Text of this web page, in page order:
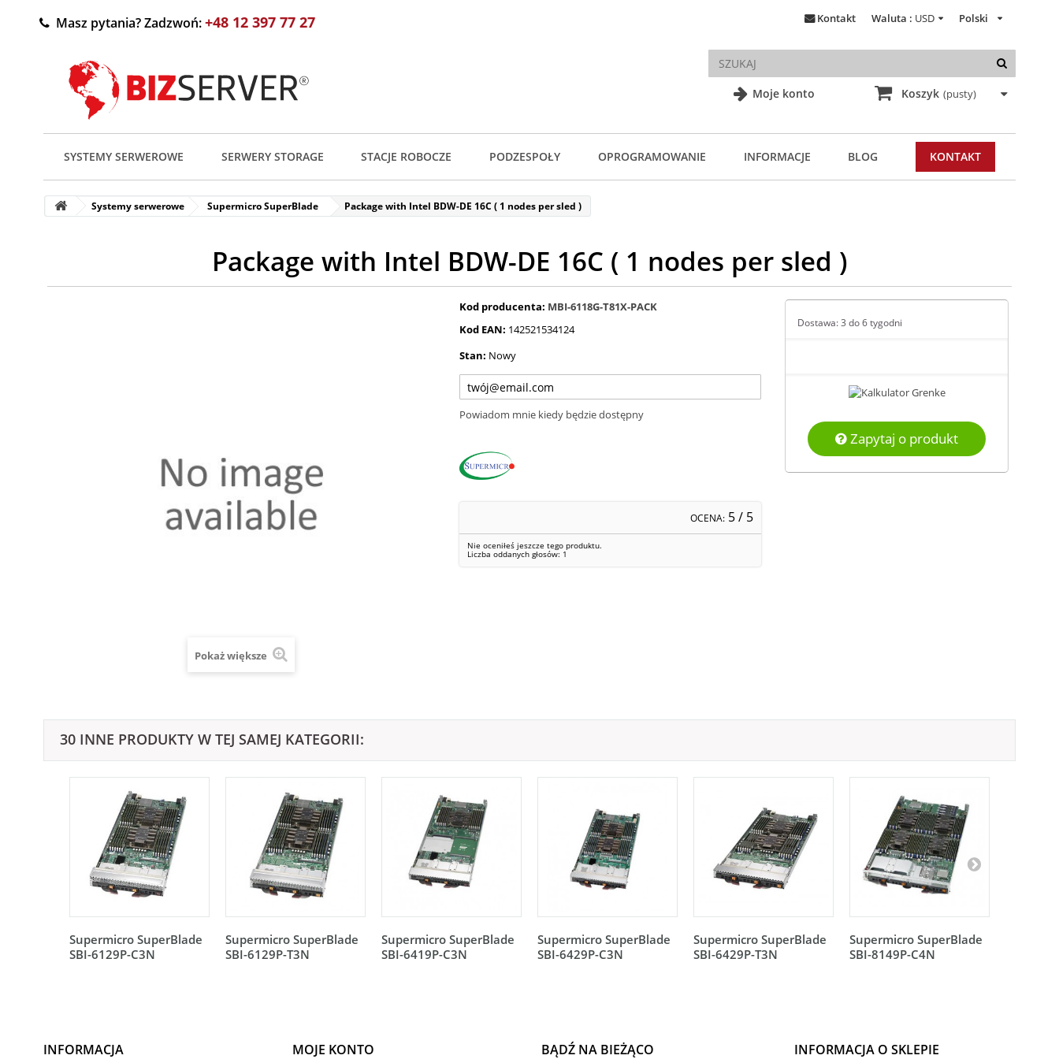
Moje konto
Polski
Waluta : USD
Kontakt
Masz pytania? Zadzwoń:+48 12 397 77 27
Koszyk (pusty)
SYSTEMY SERWEROWE SERWERY STORAGE STACJE ROBOCZE PODZESPOŁY OPROGRAMOWANIE INFORMACJE BLOG KONTAKT
Systemy serwerowe Supermicro SuperBlade Package with Intel BDW-DE 16C ( 1 nodes per sled )
Package with Intel BDW-DE 16C ( 1 nodes per sled )
Pokaż większe
Kod producenta: MBI-6118G-T81X-PACK
Kod EAN: 142521534124
Stan: Nowy
Powiadom mnie kiedy będzie dostępny
OCENA: 5/ 5
Nie oceniłeś jeszcze tego produktu.
Liczba oddanych głosów: 1
Dostawa: 3 do 6 tygodni
Zapytaj o produkt
30 INNE PRODUKTY W TEJ SAMEJ KATEGORII:
Supermicro SuperBlade
SBI-6129P-C3N
Supermicro SuperBlade
SBI-6129P-T3N
Supermicro SuperBlade
SBI-6419P-C3N
Supermicro SuperBlade
SBI-6429P-C3N
Supermicro SuperBlade
SBI-6429P-T3N
Supermicro SuperBlade
SBI-8149P-C4N
INFORMACJA MOJE KONTO BĄDŹ NA BIEŻĄCO INFORMACJA O SKLEPIE